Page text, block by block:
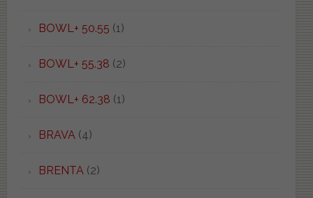
BOWL+ 50.55 (1)
BOWL+ 55.38 (2)
BOWL+ 62.38 (1)
BRAVA (4)
BRENTA (2)